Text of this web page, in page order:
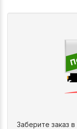
Заберите заказ